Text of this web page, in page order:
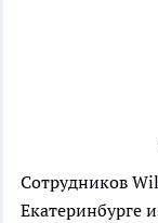
Сотрудников
Екатеринбурге